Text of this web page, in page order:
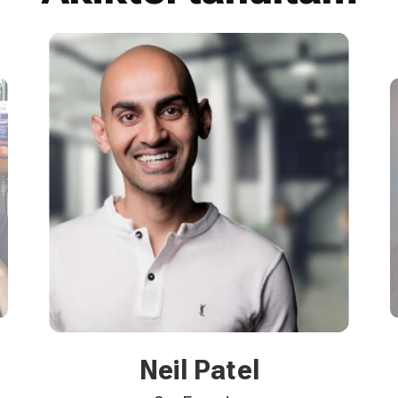
Raja Rajamannar